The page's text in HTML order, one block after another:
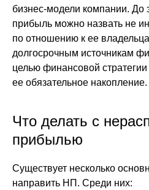
бизнес-модели компании. До
прибыль можно назвать не
по отношению к ее
долгосрочным источникам
целью финансовой
ее обязательное накопление.
Что делать с
прибылью
Существует несколько
направить НП. Среди них: